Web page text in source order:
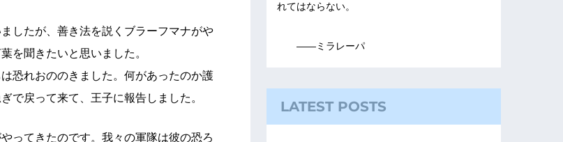
したが、善き法を説くブラーフマナがや
を聞きたいと思いました。
恐れおののきました。何があったのか護
で戻って来て、王子に報告しました。
ってきたのです。我々の軍隊は彼の恐ろ
れてはならない。
――ミラレーパ
LATEST POSTS